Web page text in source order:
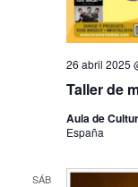
Taller de
26 abril 2025
Aula de
España
SÁB